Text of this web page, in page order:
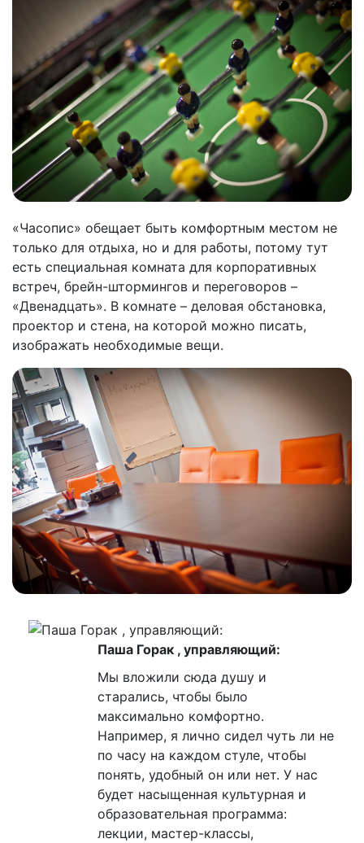
«Часопис» обещает быть комфортным местом не
только для отдыха, но и для работы, потому тут
есть специальная комната для корпоративных
встреч, брейн-штормингов и переговоров –
«Двенадцать». В комнате – деловая обстановка,
проектор и стена, на которой можно писать,
изображать необходимые вещи.
Паша Горак , управляющий:
Мы вложили сюда душу и
старались, чтобы было
максимально комфортно.
Например, я лично сидел чуть ли не
по часу на каждом стуле, чтобы
понять, удобный он или нет. У нас
будет насыщенная культурная и
образовательная программа:
лекции, мастер-классы,